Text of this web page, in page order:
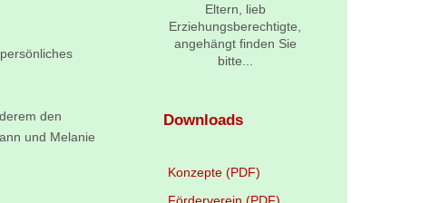
den
und Melanie
Eltern, lieb
Erziehungsberechtigte,
angehängt finden Sie
bitte...
Downloads
Konzepte (PDF)
Förderverein (PDF)